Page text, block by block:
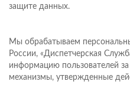
защите данных.
Мы обрабатываем
России, «Диспетчерская
информацию пользователей
механизмы, утвержденные